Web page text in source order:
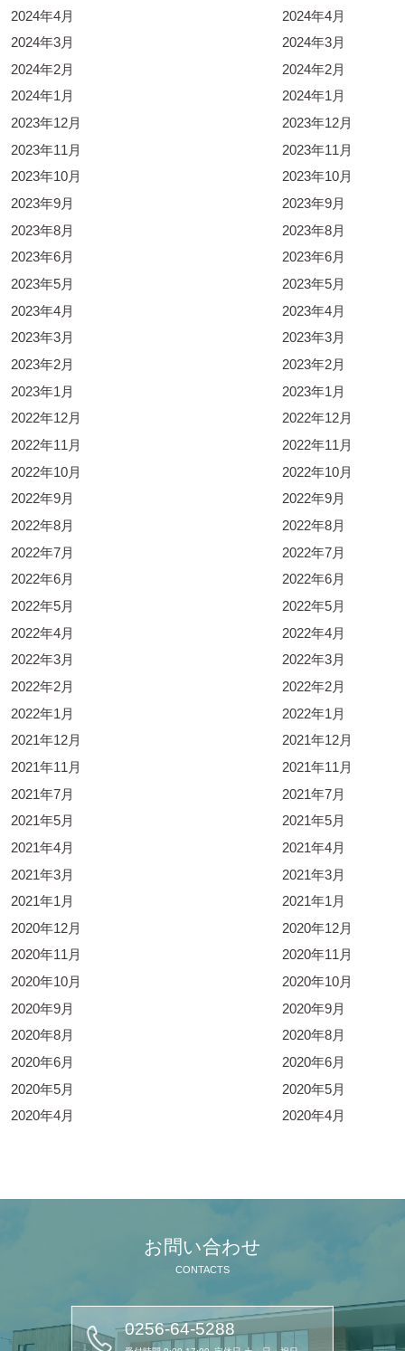
2024年4月
2024年3月
2024年2月
2024年1月
2023年12月
2023年11月
2023年10月
2023年9月
2023年8月
2023年6月
2023年5月
2023年4月
2023年3月
2023年2月
2023年1月
2022年12月
2022年11月
2022年10月
2022年9月
2022年8月
2022年7月
2022年6月
2022年5月
2022年4月
2022年3月
2022年2月
2022年1月
2021年12月
2021年11月
2021年7月
2021年5月
2021年4月
2021年3月
2021年1月
2020年12月
2020年11月
2020年10月
2020年9月
2020年8月
2020年6月
2020年5月
2020年4月
2024年4月
2024年3月
2024年2月
2024年1月
2023年12月
2023年11月
2023年10月
2023年9月
2023年8月
2023年6月
2023年5月
2023年4月
2023年3月
2023年2月
2023年1月
2022年12月
2022年11月
2022年10月
2022年9月
2022年8月
2022年7月
2022年6月
2022年5月
2022年4月
2022年3月
2022年2月
2022年1月
2021年12月
2021年11月
2021年7月
2021年5月
2021年4月
2021年3月
2021年1月
2020年12月
2020年11月
2020年10月
2020年9月
2020年8月
2020年6月
2020年5月
2020年4月
お問い合わせ
CONTACTS
0256-64-5288